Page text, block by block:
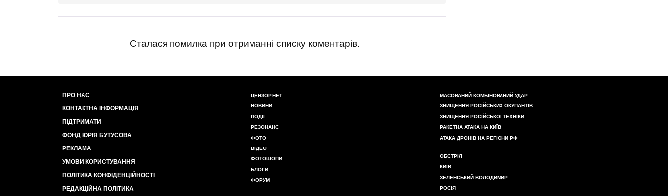
Сталася помилка при отриманні списку коментарів.
ПРО НАС
КОНТАКТНА ІНФОРМАЦІЯ
ПІДТРИМАТИ
ФОНД ЮРІЯ БУТУСОВА
РЕКЛАМА
УМОВИ КОРИСТУВАННЯ
ПОЛІТИКА КОНФІДЕНЦІЙНОСТІ
РЕДАКЦІЙНА ПОЛІТИКА
ЦЕНЗОР.НЕТ
НОВИНИ
ПОДІЇ
РЕЗОНАНС
ФОТО
ВІДЕО
ФОТОШОПИ
БЛОГИ
ФОРУМ
МАСОВАНИЙ КОМБІНОВАНИЙ УДАР
ЗНИЩЕННЯ РОСІЙСЬКИХ ОКУПАНТІВ
ЗНИЩЕННЯ РОСІЙСЬКОЇ ТЕХНІКИ
РАКЕТНА АТАКА НА КИЇВ
АТАКА ДРОНІВ НА РЕГІОНИ РФ
ОБСТРІЛ
КИЇВ
ЗЕЛЕНСЬКИЙ ВОЛОДИМИР
РОСІЯ